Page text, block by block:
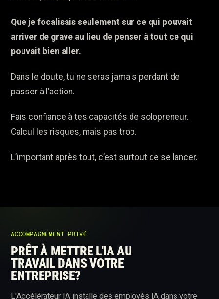
Que je focalisais seulement sur ce qui pouvait
arriver de grave au lieu de penser à tout ce qui
pouvait bien aller.
Dans le doute, tu ne seras jamais perdant de
passer à l’action.
Fais confiance à tes capacités de solopreneur.
Calcul les risques, mais pas trop.
L’important après tout, c’est surtout de se lancer.
ACCOMPAGNEMENT PRIVÉ
PRÊT À METTRE L'IA AU
TRAVAIL DANS VOTRE
ENTREPRISE?
L'Accélérateur IA installe des employés IA dans votre